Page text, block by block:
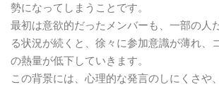
勢になってしまうことです。
最初は意欲的だったメンバーも、一部の人
る状況が続くと、徐々に参加意識が薄れ、
の熱量が低下していきます。
この背景には、心理的な発言のしにくさや